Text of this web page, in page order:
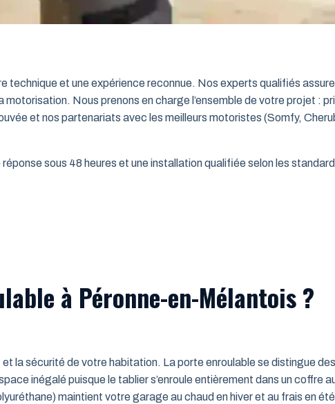
technique et une expérience reconnue. Nos experts qualifiés
Nous prenons en charge l’ensemble de votre projet :
et nos partenariats avec les meilleurs motoristes (Somfy,
sous 48 heures et une installation qualifiée selon les
à Péronne-en-Mélantois ?
la sécurité de votre habitation. La porte enroulable se distingue
inégalé puisque le tablier s’enroule entièrement dans un coffre
maintient votre garage au chaud en hiver et au frais en